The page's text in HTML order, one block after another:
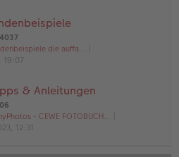
4037
die auffa…
19:07
& Anleitungen
- CEWE FOTOBUCH…
12:31